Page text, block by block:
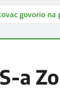
govorio
a